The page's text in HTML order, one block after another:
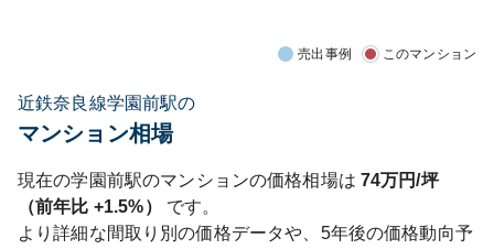
売出事例 このマンション
近鉄奈良線学園前駅の
マンション相場
現在の学園前駅のマンションの価格相場は 74万円/坪
（前年比 +1.5%）
です。
より詳細な間取り別の価格データや、5年後の価格動向予